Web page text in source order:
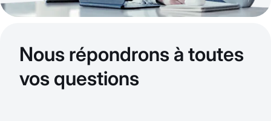
Nous répondrons à toutes
vos questions